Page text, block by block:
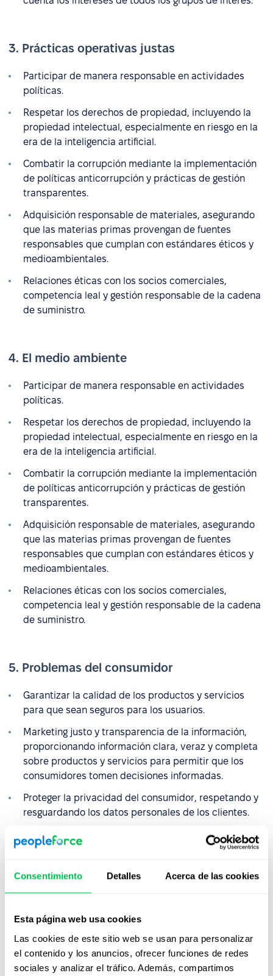
Consentimiento Detalles Acerca de las cookies
Esta página web usa cookies
Las cookies de este sitio web se usan para personalizar
el contenido y los anuncios, ofrecer funciones de redes
sociales y analizar el tráfico. Además, compartimos
3. Prácticas operativas justas
Participar de manera responsable en actividades
políticas.
Respetar los derechos de propiedad, incluyendo la
propiedad intelectual, especialmente en riesgo en la
era de la inteligencia artificial.
Combatir la corrupción mediante la implementación
de políticas anticorrupción y prácticas de gestión
transparentes.
Adquisición responsable de materiales, asegurando
que las materias primas provengan de fuentes
responsables que cumplan con estándares éticos y
medioambientales.
Relaciones éticas con los socios comerciales,
competencia leal y gestión responsable de la cadena
de suministro.
4. El medio ambiente
Participar de manera responsable en actividades
políticas.
Respetar los derechos de propiedad, incluyendo la
propiedad intelectual, especialmente en riesgo en la
era de la inteligencia artificial.
Combatir la corrupción mediante la implementación
de políticas anticorrupción y prácticas de gestión
transparentes.
Adquisición responsable de materiales, asegurando
que las materias primas provengan de fuentes
responsables que cumplan con estándares éticos y
medioambientales.
Relaciones éticas con los socios comerciales,
competencia leal y gestión responsable de la cadena
de suministro.
5. Problemas del consumidor
Garantizar la calidad de los productos y servicios
para que sean seguros para los usuarios.
Marketing justo y transparencia de la información,
proporcionando información clara, veraz y completa
sobre productos y servicios para permitir que los
consumidores tomen decisiones informadas.
Proteger la privacidad del consumidor, respetando y
resguardando los datos personales de los clientes.
Promover el consumo sostenible, actividades
educativas y generar conciencia entre los
disputas.
Actividades filantrópicas que aumenten el acceso a
servicios básicos.